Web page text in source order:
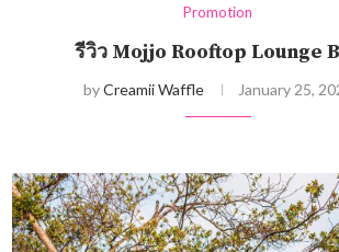
Promotion
รีวิว Mojjo Rooftop Lounge
byCreamii Waffle January 25,